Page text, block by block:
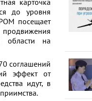
карточка
до уровня
посещает
продвижения
области на
соглашений
эффект от
идут, в